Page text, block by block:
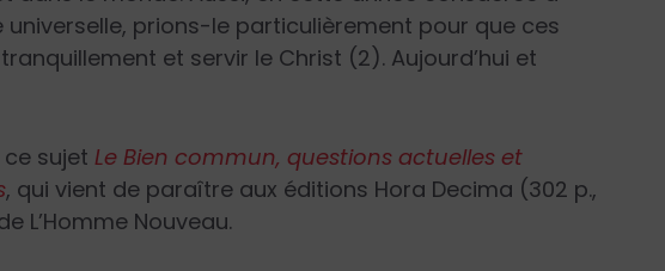
universelle, prions-le particulièrement pour que ces
et servir le Christ (2). Aujourd’hui et
ce sujetLe Bien commun, questions actuelles et
, qui vient de paraître aux éditions Hora Decima (302 p.,
L’Homme Nouveau.